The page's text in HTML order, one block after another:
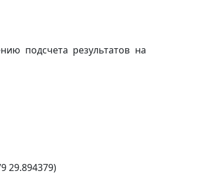
подсчета результатов на
29.894379)